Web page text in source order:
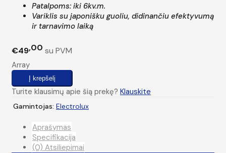
Patalpoms: iki 6kv.m.
Variklis su japonišku guoliu, didinančiu efektyvumą
ir tarnavimo laiką
€49 00 su PVM
Array
Turite klausimų apie šią prekę? Klauskite
Gamintojas: Electrolux
Aprašymas
Specifikacija
(0) Atsiliepimai